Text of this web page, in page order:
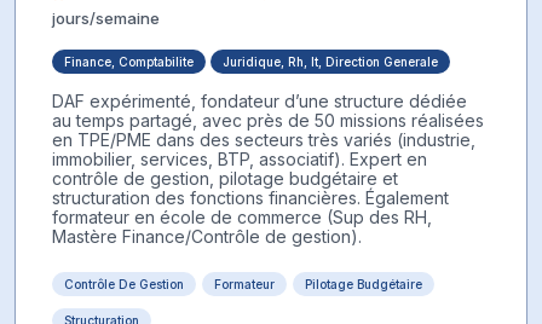
jours/semaine
Finance, Comptabilite Juridique, Rh, It, Direction Generale
DAF expérimenté, fondateur d’une structure dédiée
au temps partagé, avec près de 50 missions réalisées
en TPE/PME dans des secteurs très variés (industrie,
immobilier, services, BTP, associatif). Expert en
contrôle de gestion, pilotage budgétaire et
structuration des fonctions financières. Également
formateur en école de commerce (Sup des RH,
Mastère Finance/Contrôle de gestion).
Contrôle De Gestion Formateur Pilotage Budgétaire
Structuration